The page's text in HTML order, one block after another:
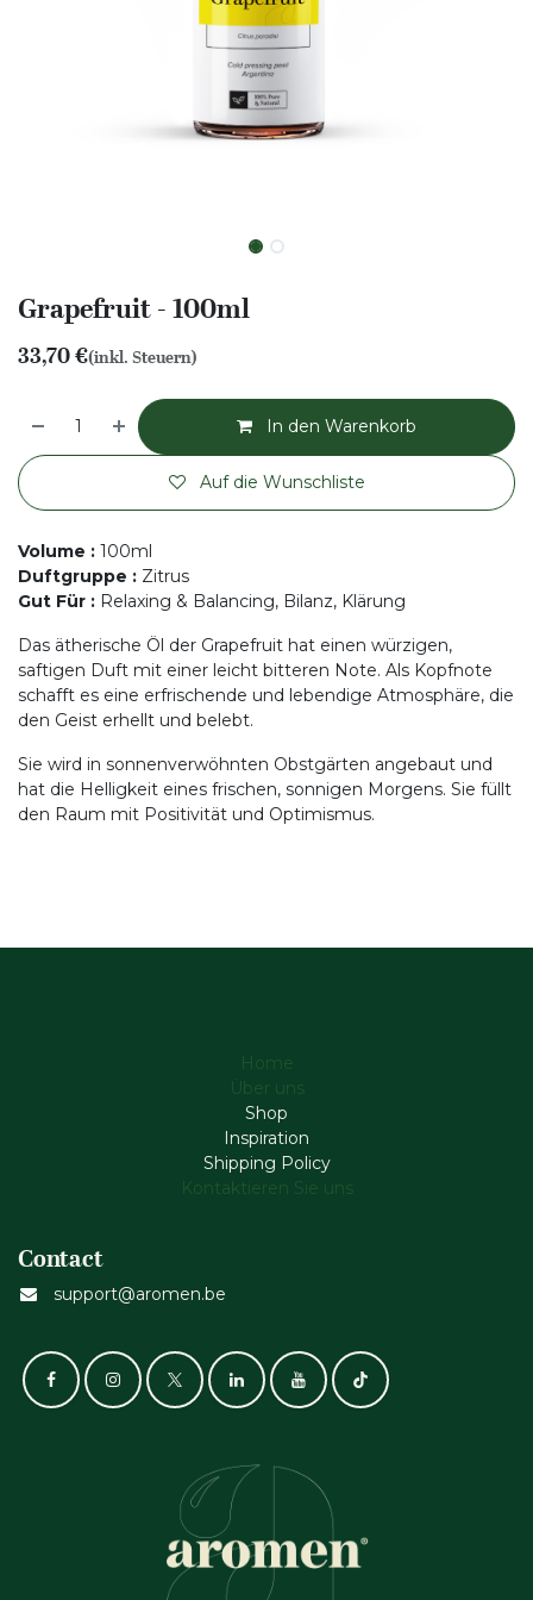
Grapefruit - 100ml
33,70€(inkl. Steuern)
In den Warenkorb
Auf die Wunschliste
Volume : 100ml
Duftgruppe : Zitrus
Gut Für : Relaxing & Balancing, Bilanz, Klärung
Das ätherische Öl der Grapefruit hat einen würzigen,
saftigen Duft mit einer leicht bitteren Note. Als Kopfnote
schafft es eine erfrischende und lebendige Atmosphäre, die
den Geist erhellt und belebt.
Sie wird in sonnenverwöhnten Obstgärten angebaut und
hat die Helligkeit eines frischen, sonnigen Morgens. Sie füllt
den Raum mit Positivität und Optimismus.
Home
Über uns
Shop
Inspiration
Shipping Policy
Kontaktieren Sie uns
Contact
support@aromen.be